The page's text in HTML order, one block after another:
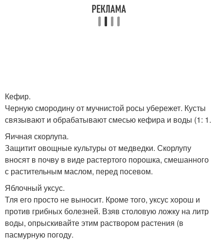
Кефир.
Черную смородину от мучнистой росы убережет. Кусты
связывают и обрабатывают смесью кефира и воды (1: 1.
Яичная скорлупа.
Защитит овощные культуры от медведки. Скорлупу
вносят в почву в виде растертого порошка, смешанного
с растительным маслом, перед посевом.
Яблочный уксус.
Тля его просто не выносит. Кроме того, уксус хорош и
против грибных болезней. Взяв столовую ложку на литр
воды, опрыскивайте этим раствором растения (в
пасмурную погоду.